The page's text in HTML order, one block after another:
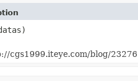
cgs1999.iteye.com/blog/